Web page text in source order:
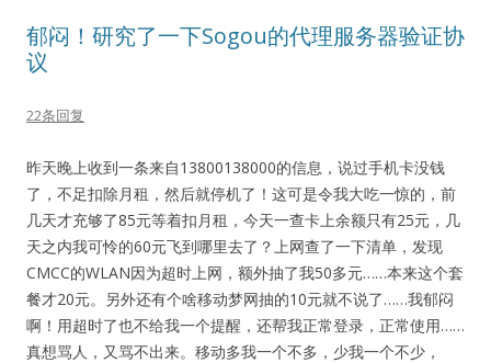
郁闷！研究了一下Sogou的代理服务器验证协
议
22条回复
昨天晚上收到一条来自13800138000的信息，说过手机卡没钱
了，不足扣除月租，然后就停机了！这可是令我大吃一惊的，前
几天才充够了85元等着扣月租，今天一查卡上余额只有25元，几
天之内我可怜的60元飞到哪里去了？上网查了一下清单，发现
CMCC的WLAN因为超时上网，额外抽了我50多元……本来这个套
餐才20元。另外还有个啥移动梦网抽的10元就不说了……我郁闷
啊！用超时了也不给我一个提醒，还帮我正常登录，正常使用……
真想骂人，又骂不出来。移动多我一个不多，少我一个不少，